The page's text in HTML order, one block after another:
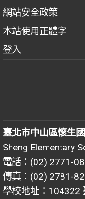
網站安全政策
本站使用正體字
登入
臺北市中山區懷生
Sheng Elementary
電話：(02) 2771-
傳真：(02) 2781-
學校地址：104322